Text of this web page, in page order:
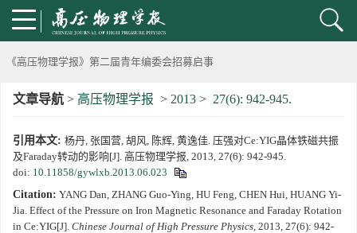
动载下材料物性机器学习与高通量研究专刊征稿启事
《高压物理学报》第二届青年编委会招募启事
《高压物理学报》2023年度优秀审稿人和优秀论文评选结果
第十四届全国爆炸力学学术会议 第二轮通知
通知
文章导航 > 高压物理学报 > 2013 > 27(6): 942-945.
引用本文: 杨丹, 张国营, 胡风, 陈辉, 黄逸佳. 压强对Ce:YIG晶体铁磁共振
及Faraday转动的影响[J]. 高压物理学报, 2013, 27(6): 942-945.
doi: 10.11858/gywlxb.2013.06.023
Citation: YANG Dan, ZHANG Guo-Ying, HU Feng, CHEN Hui, HUANG Yi-
Jia. Effect of the Pressure on Iron Magnetic Resonance and Faraday Rotation
in Ce:YIG[J]. Chinese Journal of High Pressure Physics, 2013, 27(6): 942-